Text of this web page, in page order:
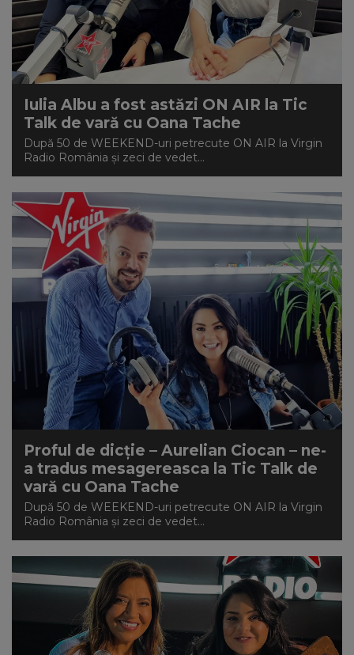
Iulia Albu a fost astăzi ON AIR la Tic
Talk de vară cu Oana Tache
După 50 de WEEKEND-uri petrecute ON AIR la Virgin
Radio România și zeci de vedet...
Proful de dicție – Aurelian Ciocan – ne-
a tradus mesagereasca la Tic Talk de
vară cu Oana Tache
După 50 de WEEKEND-uri petrecute ON AIR la Virgin
Radio România și zeci de vedet...